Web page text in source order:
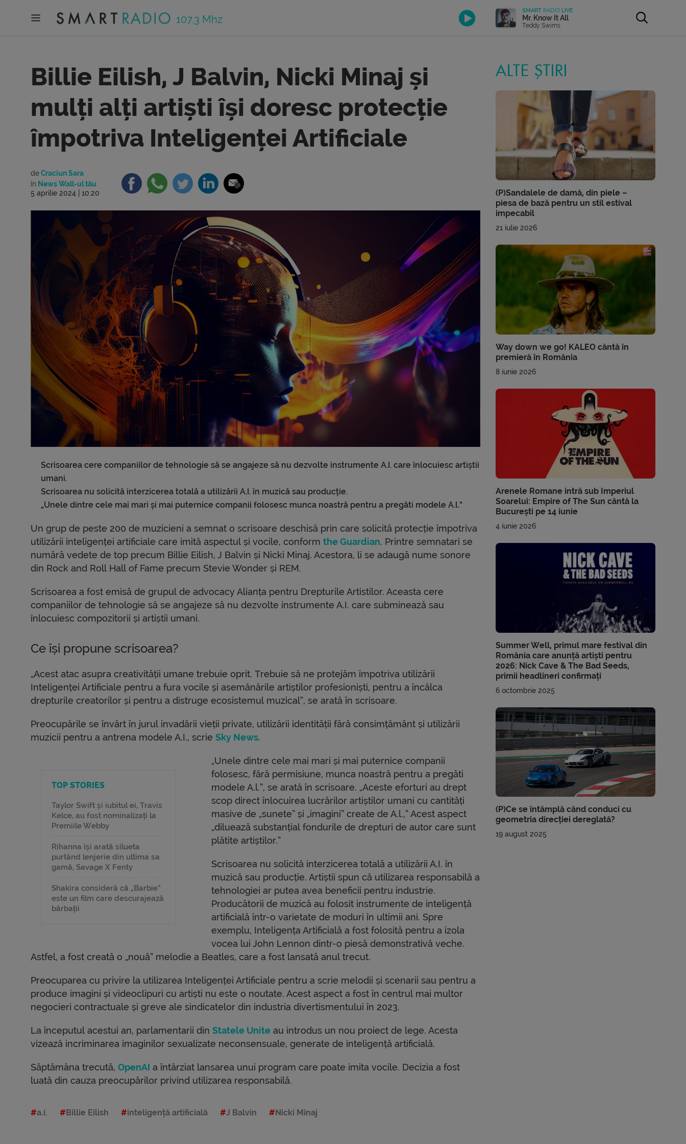
107.3 Mhz
SMART RADIO LIVE
Mr. Know It All
Teddy Swims
Billie Eilish, J Balvin, Nicki Minaj și
mulți alți artiști își doresc protecție
împotriva Inteligenței Artificiale
deCraciun Sara
în News Wall-ul tău
5 aprilie 2024 | 10:20
Scrisoarea cere companiilor de tehnologie să se angajeze să nu dezvolte instrumente A.I. care înlocuiesc artiștii
umani.
Scrisoarea nu solicită interzicerea totală a utilizării A.I. în muzică sau producție.
„Unele dintre cele mai mari și mai puternice companii folosesc munca noastră pentru a pregăti modele A.l.”
Un grup de peste 200 de muzicieni a semnat o scrisoare deschisă prin care solicită protecție împotriva
utilizării inteligenței artificiale care imită aspectul și vocile, conform the Guardian. Printre semnatari se
numără vedete de top precum Billie Eilish, J Balvin și Nicki Minaj. Acestora, li se adaugă nume sonore
din Rock and Roll Hall of Fame precum Stevie Wonder și REM.
Scrisoarea a fost emisă de grupul de advocacy Alianța pentru Drepturile Artistilor. Aceasta cere
companiilor de tehnologie să se angajeze să nu dezvolte instrumente A.I. care subminează sau
înlocuiesc compozitorii și artiștii umani.
Ce își propune scrisoarea?
„Acest atac asupra creativității umane trebuie oprit. Trebuie să ne protejăm împotriva utilizării
Inteligenței Artificiale pentru a fura vocile și asemănările artiștilor profesioniști, pentru a încălca
drepturile creatorilor și pentru a distruge ecosistemul muzical”, se arată în scrisoare.
Preocupările se învârt în jurul invadării vieții private, utilizării identității fără consimțământ și utilizării
muzicii pentru a antrena modele A.I., scrie Sky News.
TOP STORIES
Taylor Swift și iubitul ei, Travis
Kelce, au fost nominalizați la
Premiile Webby
Rihanna își arată silueta
purtând lenjerie din ultima sa
gamă, Savage X Fenty
Shakira consideră că „Barbie”
este un film care descurajează
bărbații
„Unele dintre cele mai mari și mai puternice companii
folosesc, fără permisiune, munca noastră pentru a pregăti
modele A.l.”, se arată în scrisoare. „Aceste eforturi au drept
scop direct înlocuirea lucrărilor artiștilor umani cu cantități
masive de „sunete” și „imagini” create de A.l.,” Acest aspect
„diluează substanțial fondurile de drepturi de autor care sunt
plătite artiștilor.”
Scrisoarea nu solicită interzicerea totală a utilizării A.I. în
muzică sau producție. Artiștii spun că utilizarea responsabilă a
tehnologiei ar putea avea beneficii pentru industrie.
Producătorii de muzică au folosit instrumente de inteligență
artificială într-o varietate de moduri în ultimii ani. Spre
exemplu, Inteligența Artificială a fost folosită pentru a izola
vocea lui John Lennon dintr-o piesă demonstrativă veche.
Astfel, a fost creată o „nouă” melodie a Beatles, care a fost lansată anul trecut.
Preocuparea cu privire la utilizarea Inteligenței Artificiale pentru a scrie melodii și scenarii sau pentru a
produce imagini și videoclipuri cu artiști nu este o noutate. Acest aspect a fost în centrul mai multor
negocieri contractuale și greve ale sindicatelor din industria divertismentului în 2023.
La începutul acestui an, parlamentarii din Statele Unite au introdus un nou proiect de lege. Acesta
vizează incriminarea imaginilor sexualizate neconsensuale, generate de inteligență artificială.
Săptămâna trecută, OpenAI a întârziat lansarea unui program care poate imita vocile. Decizia a fost
luată din cauza preocupărilor privind utilizarea responsabilă.
a.i. Billie Eilish inteligență artificială J Balvin Nicki Minaj
ALTE ȘTIRI
(P)Sandalele de damă, din piele –
piesa de bază pentru un stil estival
impecabil
21 iulie 2026
Way down we go! KALEO cântă în
premieră în România
8 iunie 2026
Arenele Romane intră sub Imperiul
Soarelui: Empire of The Sun cântă la
București pe 14 iunie
4 iunie 2026
Summer Well, primul mare festival din
România care anunță artiști pentru
2026: Nick Cave & The Bad Seeds,
primii headlineri confirmați
6 octombrie 2025
(P)Ce se întâmplă când conduci cu
geometria direcției dereglată?
19 august 2025